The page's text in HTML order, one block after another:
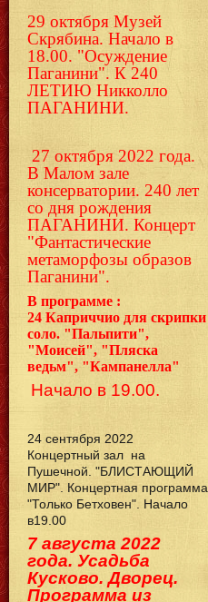
29 октября Музей
Скрябина. Начало в
18.00. "Осуждение
Паганини". К 240
ЛЕТИЮ Никколло
ПАГАНИНИ.
27 октября 2022 года.
В Малом зале
консерватории. 240 лет
со дня рождения
ПАГАНИНИ. Концерт
"Фантастические
метаморфозы образов
Паганини".
В программе :
24 Каприччио для скрипки
соло. "Пальпити",
"Моисей", "Пляска
ведьм", "Кампанелла"
Начало в 19.00.
24 сентября 2022
Концертный зал на
Пушечной. "БЛИСТАЮЩИЙ
МИР". Концертная программа
"Только Бетховен". Начало
в19.00
7 августа 2022
года. Усадьба
Кусково. Дворец.
Программа из